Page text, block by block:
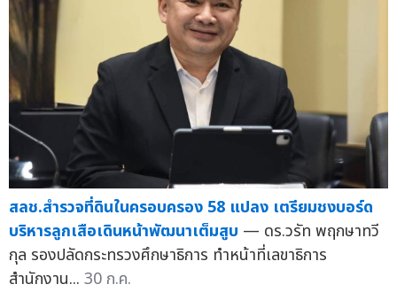
สลช.สำรวจที่ดินในครอบครอง 58 แปลง เตรียมชงบอร์ด
บริหารลูกเสือเดินหน้าพัฒนาเต็มสูบ — ดร.วรัท พฤกษาทวี
กุล รองปลัดกระทรวงศึกษาธิการ ทำหน้าที่เลขาธิการ
สำนักงาน... 30 ก.ค.